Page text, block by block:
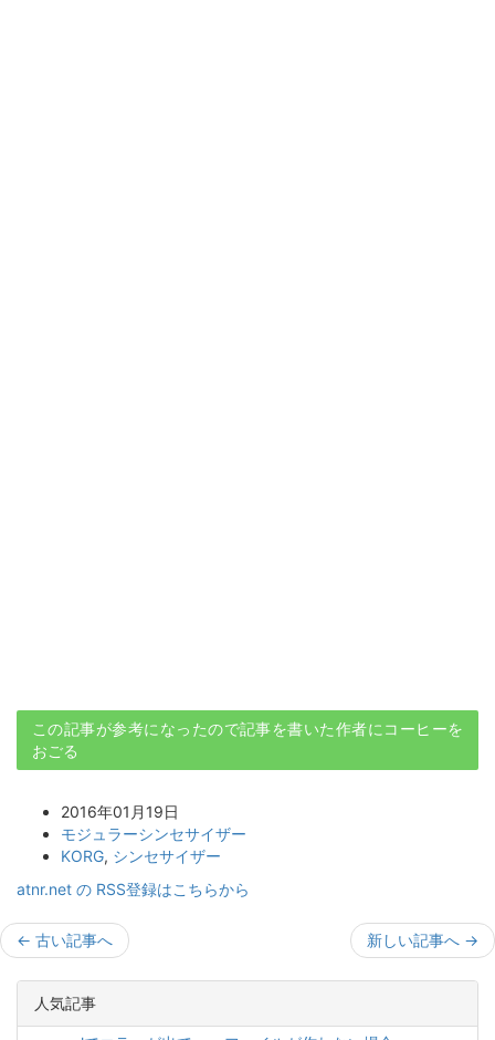
この記事が参考になったので記事を書いた作者にコーヒーを
おごる
2016年01月19日
モジュラーシンセサイザー
KORG, シンセサイザー
atnr.net の RSS登録はこちらから
← 古い記事へ 新しい記事へ →
人気記事